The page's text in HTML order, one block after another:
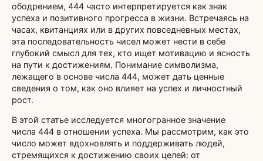
ободрением, 444 часто интерпретируется как знак
успеха и позитивного прогресса в жизни. Встречаясь на
часах, квитанциях или в других повседневных местах,
эта последовательность чисел может нести в себе
глубокий смысл для тех, кто ищет мотивацию и ясность
на пути к достижениям. Понимание символизма,
лежащего в основе числа 444, может дать ценные
сведения о том, как оно влияет на успех и личностный
рост.
В этой статье исследуется многогранное значение
числа 444 в отношении успеха. Мы рассмотрим, как это
число может вдохновлять и поддерживать людей,
стремящихся к достижению своих целей: от